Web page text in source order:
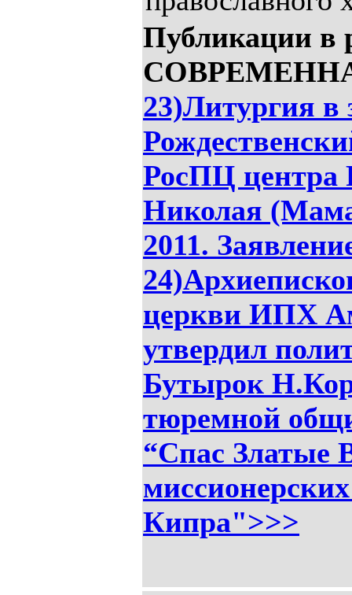
Публикации в
23)Литургия в
РосПЦ центра
Николая
2011.
церкви ИПХ
утвердил
Бутырок
тюремной
“Спас Златые
Кипра">>>